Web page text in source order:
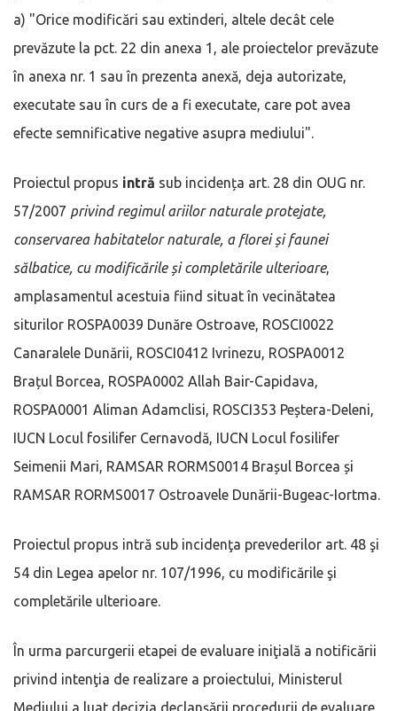
a) "Orice modificări sau extinderi, altele decât cele
prevăzute la pct. 22 din anexa 1, ale proiectelor prevăzute
în anexa nr. 1 sau în prezenta anexă, deja autorizate,
executate sau în curs de a fi executate, care pot avea
efecte semnificative negative asupra mediului".
Proiectul propus intră sub incidența art. 28 din OUG nr.
57/2007 privind regimul ariilor naturale protejate,
conservarea habitatelor naturale, a florei și faunei
sălbatice, cu modificările și completările ulterioare,
amplasamentul acestuia fiind situat în vecinătatea
siturilor ROSPA0039 Dunăre Ostroave, ROSCI0022
Canaralele Dunării, ROSCI0412 Ivrinezu, ROSPA0012
Brațul Borcea, ROSPA0002 Allah Bair-Capidava,
ROSPA0001 Aliman Adamclisi, ROSCI353 Peștera-Deleni,
IUCN Locul fosilifer Cernavodă, IUCN Locul fosilifer
Seimenii Mari, RAMSAR RORMS0014 Brașul Borcea și
RAMSAR RORMS0017 Ostroavele Dunării-Bugeac-Iortma.
Proiectul propus intră sub incidenţa prevederilor art. 48 şi
54 din Legea apelor nr. 107/1996, cu modificările şi
completările ulterioare.
În urma parcurgerii etapei de evaluare iniţială a notificării
privind intenţia de realizare a proiectului, Ministerul
Mediului a luat decizia declanșării procedurii de evaluare